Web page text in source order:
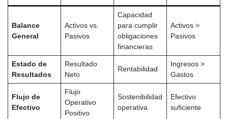
Balance
General
Activos vs.
Pasivos
Capacidad
para cumplir
obligaciones
financieras
Activos >
Pasivos
Estado de
Resultados
Resultado
Neto
Rentabilidad
Ingresos >
Gastos
Flujo de
Efectivo
Flujo
Operativo
Positivo
Sostenibilidad
operativa
Efectivo
suficiente